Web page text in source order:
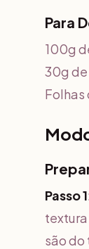
Para
100g
30g
Folhas
Passo 1
são do